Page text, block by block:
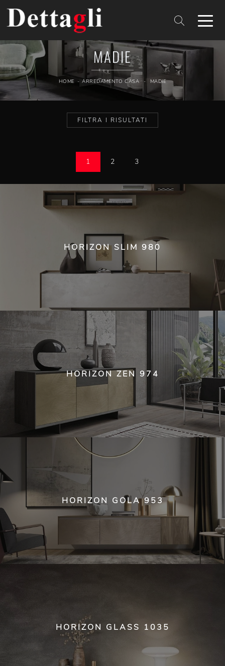
MADIE
HOME - ARREDAMENTO CASA - MADIE
FILTRA I RISULTATI
1 2 3
HORIZON SLIM 980
HORIZON ZEN 974
HORIZON GOLA 953
HORIZON GLASS 1035